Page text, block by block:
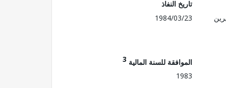
تاريخ النفاذ
1984/03/23
الموافقة للسنة المالية 3
1983